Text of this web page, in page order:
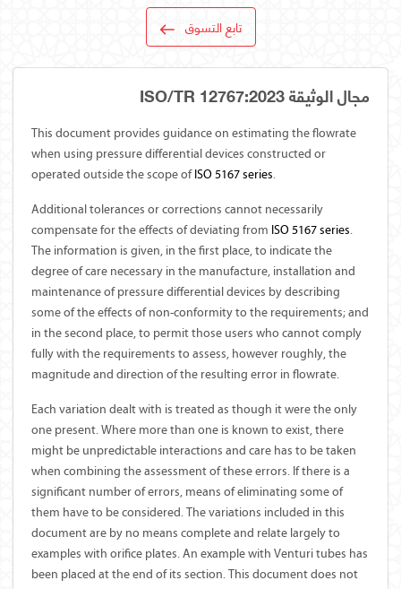
تابع التسوق
مجال الوثيقة ISO/TR 12767:2023
This document provides guidance on estimating the flowrate
when using pressure differential devices constructed or
operated outside the scope ofISO5167series.
Additional tolerances or corrections cannot necessarily
compensate for the effects of deviating from ISO5167series.
The information is given, in the first place, to indicate the
degree of care necessary in the manufacture, installation and
maintenance of pressure differential devices by describing
some of the effects of non-conformity to the requirements; and
in the second place, to permit those users who cannot comply
fully with the requirements to assess, however roughly, the
magnitude and direction of the resulting error in flowrate.
Each variation dealt with is treated as though it were the only
one present. Where more than one is known to exist, there
might be unpredictable interactions and care has to be taken
when combining the assessment of these errors. If there is a
significant number of errors, means of eliminating some of
them have to be considered. The variations included in this
document are by no means complete and relate largely to
examples with orifice plates. An example with Venturi tubes has
been placed at the end of its section. This document does not